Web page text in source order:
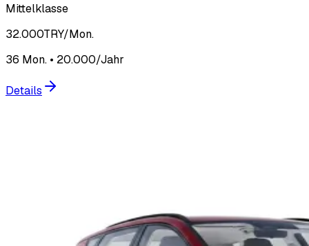
Mittelklasse
32.000TRY/Mon.
36 Mon. • 20.000/Jahr
Details